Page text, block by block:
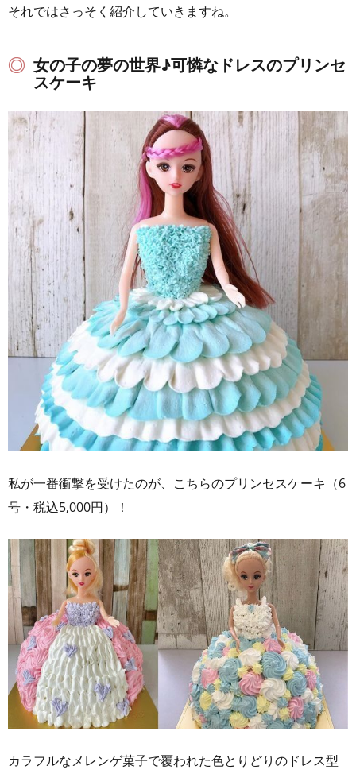
それではさっそく紹介していきますね。
女の子の夢の世界♪可憐なドレスのプリンセ
スケーキ
私が一番衝撃を受けたのが、こちらのプリンセスケーキ（6
号・税込5,000円）！
カラフルなメレンゲ菓子で覆われた色とりどりのドレス型